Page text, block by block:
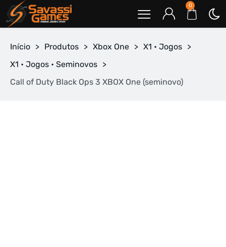
0
Início > Produtos > Xbox One > X1 • Jogos >
X1 • Jogos • Seminovos >
Call of Duty Black Ops 3 XBOX One (seminovo)